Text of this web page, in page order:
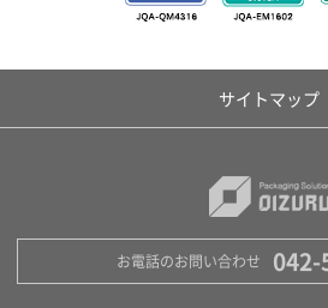
サイトマップ
お電話のお問い合わせ 042-